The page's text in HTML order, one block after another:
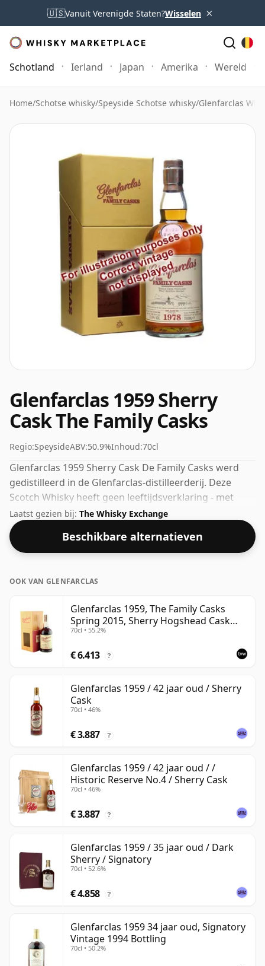
🇺🇸Vanuit Verenigde Staten?Wisselen ×
Schotland Ierland Japan Amerika Wereld
Home/Schotse whisky/Speyside Schotse whisky/Glenfarclas
Glenfarclas 1959 Sherry
Cask The Family Casks
Regio:SpeysideABV:50.9%Inhoud:70cl
Glenfarclas 1959 Sherry Cask De Family Casks werd
gedistilleerd in de Glenfarclas-distilleerderij. Deze
Scotch Whisky heeft geen leeftijdsverklaring - met
andere woorden: de tijdsduur dat de spirit in de fles
heeft gerijpt, is niet aangegeven. Dit kan worden
beschouwd als een whisky met een hogere sterkte,
met een ABV van 50,9%. Wordt geleverd in de reguliere
Laatst gezien bij: The Whisky Exchange
Beschikbare alternatieven
OOK VAN GLENFARCLAS
Glenfarclas 1959, The Family Casks
Spring 2015, Sherry Hogshead Cask
#3226 with Box | Single Speyside Malt
Vault
70cl • 55.2%
€ 6.413 ?
Glenfarclas 1959 / 42 jaar oud / Sherry
Cask
70cl • 46%
€ 3.887 ?
Glenfarclas 1959 / 42 jaar oud / /
Historic Reserve No.4 / Sherry Cask
70cl • 46%
€ 3.887 ?
Glenfarclas 1959 / 35 jaar oud / Dark
Sherry / Signatory
70cl • 52.6%
€ 4.858 ?
Glenfarclas 1959 34 jaar oud, Signatory
Vintage 1994 Bottling
70cl • 50.2%